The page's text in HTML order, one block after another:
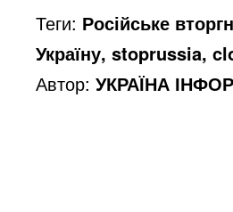
Теги: Російське
Україну, stoprussia,
Автор:УКРАЇНА